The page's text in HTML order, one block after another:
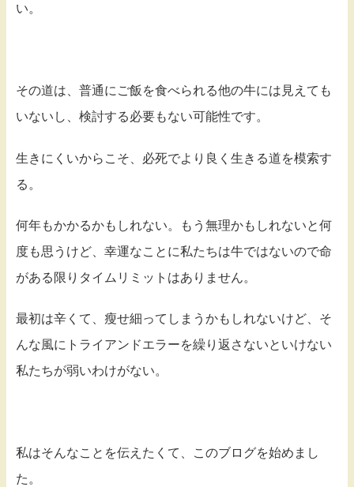
い。
その道は、普通にご飯を食べられる他の牛には見えても
いないし、検討する必要もない可能性です。
生きにくいからこそ、必死でより良く生きる道を模索す
る。
何年もかかるかもしれない。もう無理かもしれないと何
度も思うけど、幸運なことに私たちは牛ではないので命
がある限りタイムリミットはありません。
最初は辛くて、瘦せ細ってしまうかもしれないけど、そ
んな風にトライアンドエラーを繰り返さないといけない
私たちが弱いわけがない。
私はそんなことを伝えたくて、このブログを始めまし
た。